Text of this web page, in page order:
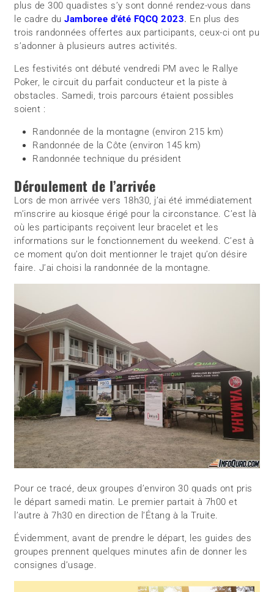
plus de 300 quadistes s’y sont donné rendez-vous dans
le cadre duJamboree d’été FQCQ 2023. En plus des
trois randonnées offertes aux participants, ceux-ci ont pu
s’adonner à plusieurs autres activités.
Les festivités ont débuté vendredi PM avec le Rallye
Poker, le circuit du parfait conducteur et la piste à
obstacles. Samedi, trois parcours étaient possibles
soient :
Randonnée de la montagne (environ 215 km)
Randonnée de la Côte (environ 145 km)
Randonnée technique du président
Déroulement de l’arrivée
Lors de mon arrivée vers 18h30, j’ai été immédiatement
m’inscrire au kiosque érigé pour la circonstance. C’est là
où les participants reçoivent leur bracelet et les
informations sur le fonctionnement du weekend. C’est à
ce moment qu’on doit mentionner le trajet qu’on désire
faire. J’ai choisi la randonnée de la montagne.
Pour ce tracé, deux groupes d’environ 30 quads ont pris
le départ samedi matin. Le premier partait à 7h00 et
l’autre à 7h30 en direction de l’Étang à la Truite.
Évidemment, avant de prendre le départ, les guides des
groupes prennent quelques minutes afin de donner les
consignes d’usage.